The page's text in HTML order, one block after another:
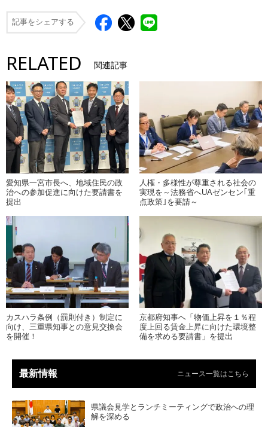
記事をシェアする
RELATED 関連記事
愛知県一宮市長へ、地域住民の政
治への参加促進に向けた要請書を
提出
人権・多様性が尊重される社会の
実現を～法務省へUAゼンセン｢重
点政策｣を要請～
カスハラ条例（罰則付き）制定に
向け、三重県知事との意見交換会
を開催！
京都府知事へ「物価上昇を１％程
度上回る賃金上昇に向けた環境整
備を求める要請書」を提出
最新情報 ニュース一覧はこちら
県議会見学とランチミーティングで政治への理
解を深める